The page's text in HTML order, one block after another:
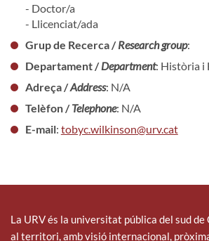
- Doctor/a
- Llicenciat/ada
Grup de Recerca /Research group:
Departament /Department: Història i
Adreça /Address: N/A
Telèfon /Telephone: N/A
E-mail: tobyc.wilkinson@urv.cat
La URV és la universitat pública del sud
al territori, amb visió internacional,